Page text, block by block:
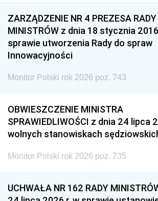
ZARZĄDZENIE NR 4 PREZESA RADY
MINISTRÓW z dnia 18 stycznia
sprawie utworzenia Rady do spraw
Innowacyjności
Monitor Polski rok 2026 poz. 743
OBWIESZCZENIE MINISTRA
SPRAWIEDLIWOŚCI z dnia 24 lipca
wolnych stanowiskach
Monitor Polski rok 2026 poz. 735
UCHWAŁA NR 162 RADY